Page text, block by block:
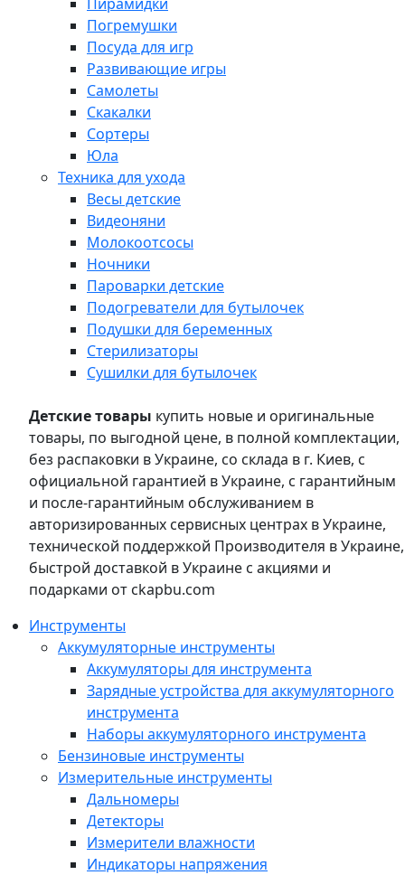
Погремушки
Посуда для игр
Развивающие игры
Самолеты
Скакалки
Сортеры
Юла
Техника для ухода
Весы детские
Видеоняни
Молокоотсосы
Ночники
Пароварки детские
Подогреватели для бутылочек
Подушки для беременных
Стерилизаторы
Сушилки для бутылочек
Детские товары купить новые и оригинальные
товары, по выгодной цене, в полной комплектации,
без распаковки в Украине, со склада в г. Киев, с
официальной гарантией в Украине, с гарантийным
и после-гарантийным обслуживанием в
авторизированных сервисных центрах в Украине,
технической поддержкой Производителя в Украине,
быстрой доставкой в Украине с акциями и
подарками от ckapbu.com
Инструменты
Аккумуляторные инструменты
Аккумуляторы для инструмента
Зарядные устройства для аккумуляторного
инструмента
Наборы аккумуляторного инструмента
Бензиновые инструменты
Измерительные инструменты
Дальномеры
Детекторы
Измерители влажности
Индикаторы напряжения